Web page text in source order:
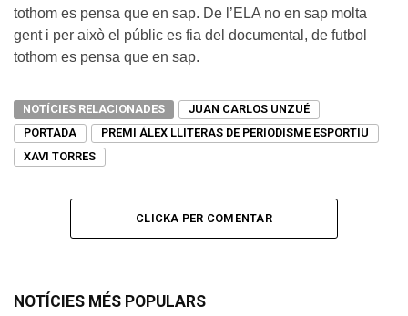
tothom es pensa que en sap. De l’ELA no en sap molta
gent i per això el públic es fia del documental, de futbol
tothom es pensa que en sap.
NOTÍCIES RELACIONADES
JUAN CARLOS UNZUÉ
PORTADA
PREMI ÁLEX LLITERAS DE PERIODISME ESPORTIU
XAVI TORRES
CLICKA PER COMENTAR
NOTÍCIES MÉS POPULARS